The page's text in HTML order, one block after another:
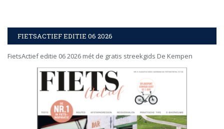
FIETSACTIEF EDITIE 06 2026
FietsActief editie 06 2026 mét de gratis streekgids De Kempen